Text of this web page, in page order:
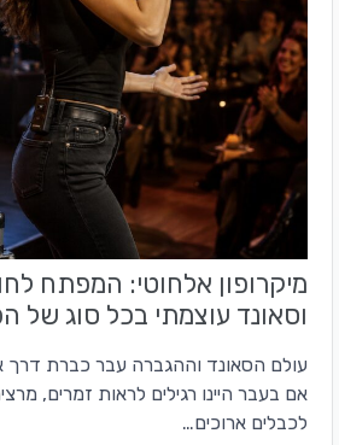
מיקרופון אלחוטי: המפתח
וסאונד עוצמתי בכל סוג של
עולם הסאונד וההגברה עבר כברת דרך
אם בעבר היינו רגילים לראות זמרים,
לכבלים ארוכים…